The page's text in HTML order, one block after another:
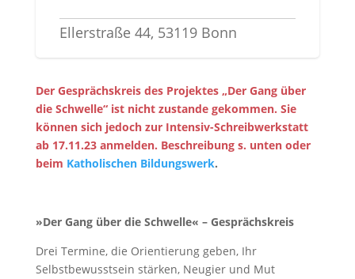
Ellerstraße 44, 53119 Bonn
Der Gesprächskreis des Projektes „Der Gang über
die Schwelle“ ist nicht zustande gekommen. Sie
können sich jedoch zur Intensiv-Schreibwerkstatt
ab 17.11.23 anmelden. Beschreibung s. unten oder
beim Katholischen Bildungswerk.
»Der Gang über die Schwelle« – Gesprächskreis
Drei Termine, die Orientierung geben, Ihr
Selbstbewusstsein stärken, Neugier und Mut